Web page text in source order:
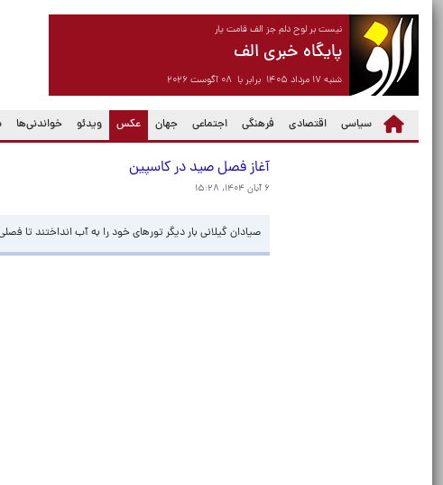
نیست بر لوح دلم جز الف قامت یار
پایگاه خبری الف
شنبه ۱۷ مرداد ۱۴۰۵ برابر با ۰۸ آگوست ۲۰۲۶
سیاسی اقتصادی فرهنگی اجتماعی جهان عکس
(current) ویدئو خواندنی‌ها
آغاز فصل صید در کاسپین
۶ آبان ۱۴۰۴، ۱۵:۲۸
صیادان گیلانی بار دیگر تورهای خود را به آب انداختند تا